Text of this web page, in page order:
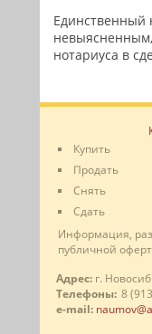
Единственный
невыясненным,
нотариуса в
Купить
Продать
Снять
Сдать
Информация,
публичной
Адрес: г.
Телефоны: 8
e-mail: